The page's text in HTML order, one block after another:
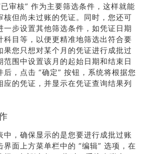
审核” 作为主要筛选条件，这样就能
核但尚未过账的凭证。同时，您还可
一步设置其他筛选条件，如凭证日期
科目等，以便更精准地筛选出符合要
果您只想对某个月的凭证进行成批过
范围中设置该月的起始日期和结束日
，点击 “确定” 按钮，系统将根据您
应的凭证，并显示在凭证查询结果列
中，确保显示的是您要进行成批过账
界面上方菜单栏中的 “编辑” 选项，在